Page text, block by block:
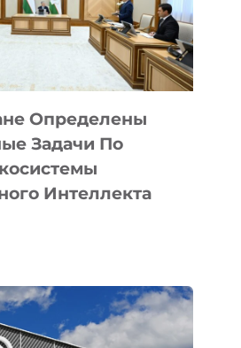
Определены
Задачи По
Интеллекта